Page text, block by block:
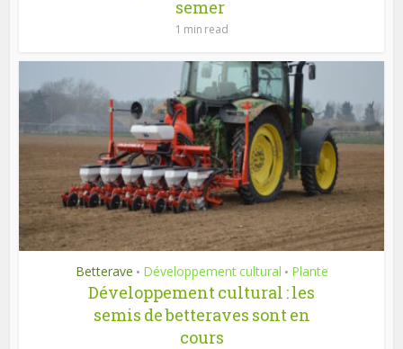
semer
1 min read
Betterave • Développement cultural • Plante
Développement cultural : les
semis de betteraves sont en
cours